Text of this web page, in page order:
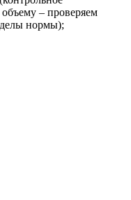
– проверяем
нормы);